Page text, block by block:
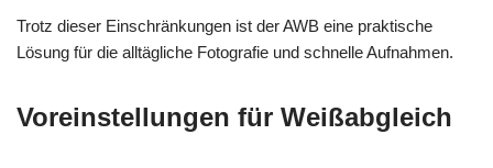
Trotz dieser Einschränkungen ist der AWB eine praktische
Lösung für die alltägliche Fotografie und schnelle Aufnahmen.
Voreinstellungen für Weißabgleich